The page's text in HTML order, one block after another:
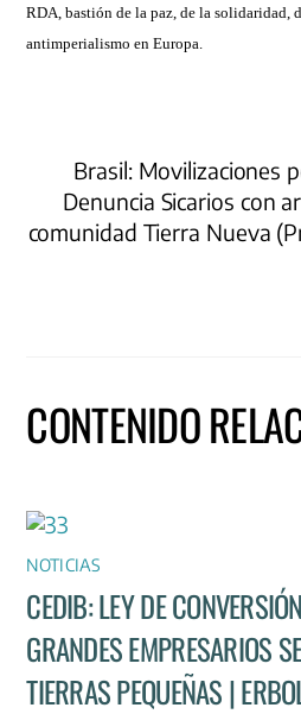
RDA, bastión de la paz, de la solidaridad,
antimperialismo en Europa.
Brasil: Movilizaciones
Denuncia Sicarios con
comunidad Tierra Nueva
CONTENIDO
NOTICIAS
CEDIB: LEY DE
GRANDES EMPRESARIOS
TIERRAS PEQUEÑAS |